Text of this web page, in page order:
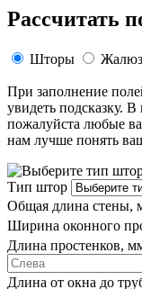
Рассчитать
Шторы
При заполнение
увидеть подсказку.
пожалуйста любые
нам лучше понять
Тип штор
Общая длина стены,
Ширина оконного
Длина простенков,
Длина от окна до